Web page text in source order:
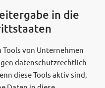
in die
von Unternehmen
datenschutzrechtlich
diese Tools aktiv sind,